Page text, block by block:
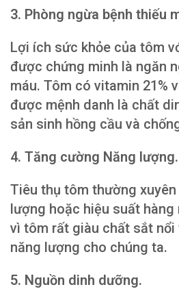
3. Phòng ngừa bệnh thiếu
Lợi ích sức khỏe của tôm
được chứng minh là ngăn
máu. Tôm có vitamin 21%
được mệnh danh là chất
sản sinh hồng cầu và
4. Tăng cường Năng lượng.
Tiêu thụ tôm thường
lượng hoặc hiệu suất hàng
vì tôm rất giàu chất sắt
năng lượng cho chúng ta.
5. Nguồn dinh dưỡng.